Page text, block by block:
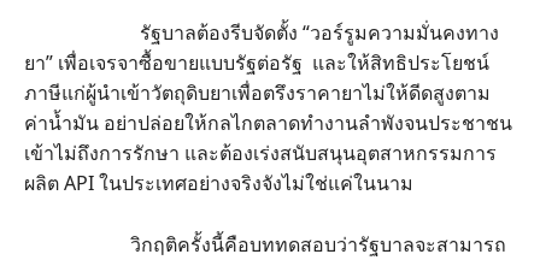
รัฐบาลต้องรีบจัดตั้ง “วอร์รูมความมั่นคงทาง
ยา” เพื่อเจรจาซื้อขายแบบรัฐต่อรัฐ และให้สิทธิประโยชน์
ภาษีแก่ผู้นำเข้าวัตถุดิบยาเพื่อตรึงราคายาไม่ให้ดีดสูงตาม
ค่าน้ำมัน อย่าปล่อยให้กลไกตลาดทำงานลำพังจนประชาชน
เข้าไม่ถึงการรักษา และต้องเร่งสนับสนุนอุตสาหกรรมการ
ผลิต API ในประเทศอย่างจริงจังไม่ใช่แค่ในนาม
วิกฤติครั้งนี้คือบททดสอบว่ารัฐบาลจะสามารถ